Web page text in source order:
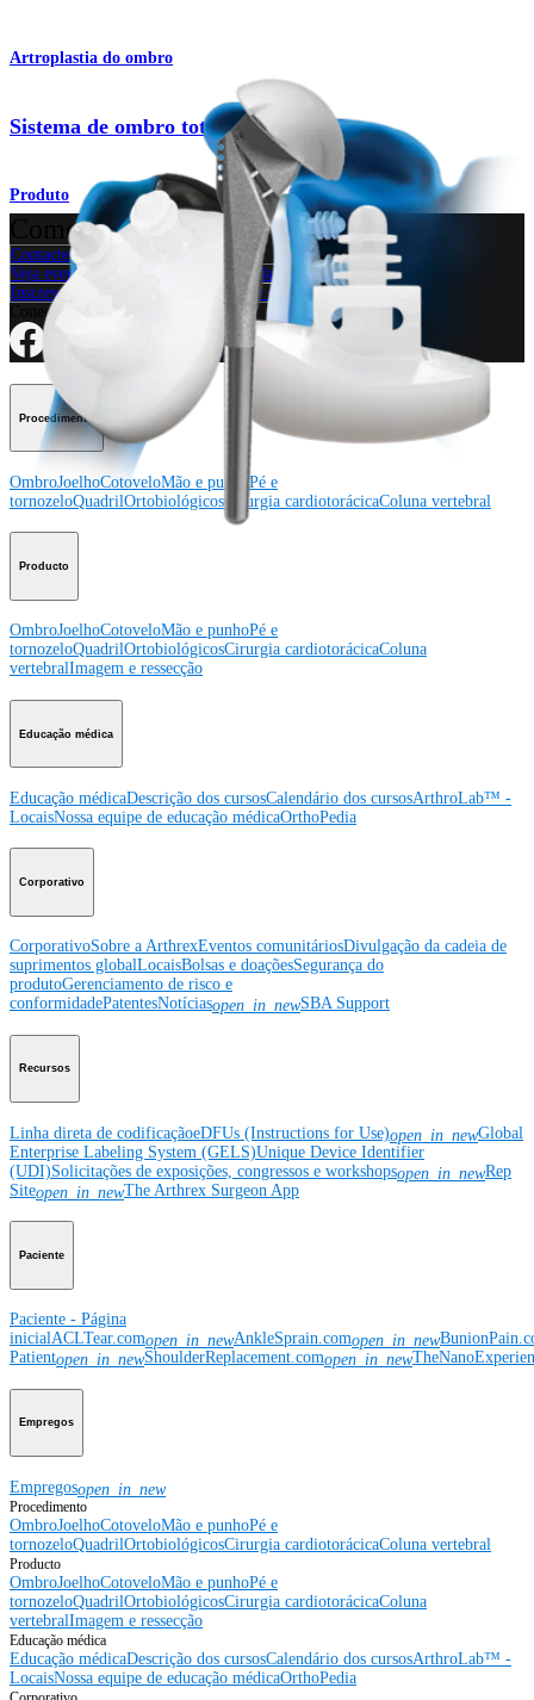
Artroplastia do ombro
Sistema de ombro total Univers™ II
Produto
Como podemos ajudar?
Contacte um representante
Veja eventos, laboratórios e oportunidades educacionais
Inscreva-se para receber: O que há de novo na Arthrex?
Conecte-se conosco
Procedimento
OmbroJoelhoCotoveloMão e punhoPé e
tornozeloQuadrilOrtobiológicosCirurgia cardiotorácicaColuna vertebral
Producto
OmbroJoelhoCotoveloMão e punhoPé e
tornozeloQuadrilOrtobiológicosCirurgia cardiotorácicaColuna
vertebralImagem e ressecção
Educação médica
Educação médicaDescrição dos cursosCalendário dos cursosArthroLab™ -
LocaisNossa equipe de educação médicaOrthoPedia
Corporativo
CorporativoSobre a ArthrexEventos comunitáriosDivulgação da cadeia de
suprimentos globalLocaisBolsas e doaçõesSegurança do
produtoGerenciamento de risco e
conformidadePatentesNotíciasopen_in_newSBA Support
Recursos
Linha direta de codificaçãoeDFUs (Instructions for Use)open_in_newGlobal
Enterprise Labeling System (GELS)Unique Device Identifier
(UDI)Solicitações de exposições, congressos e workshopsopen_in_newRep
Siteopen_in_newThe Arthrex Surgeon App
Paciente
Paciente - Página
inicialACLTear.comopen_in_newAnkleSprain.comopen_in_new
Patientopen_in_newShoulderReplacement.comopen_in_new
Empregos
Empregosopen_in_new
Procedimento
OmbroJoelhoCotoveloMão e punhoPé e
tornozeloQuadrilOrtobiológicosCirurgia cardiotorácicaColuna vertebral
Producto
OmbroJoelhoCotoveloMão e punhoPé e
tornozeloQuadrilOrtobiológicosCirurgia cardiotorácicaColuna
vertebralImagem e ressecção
Educação médica
Educação médicaDescrição dos cursosCalendário dos cursosArthroLab™ -
LocaisNossa equipe de educação médicaOrthoPedia